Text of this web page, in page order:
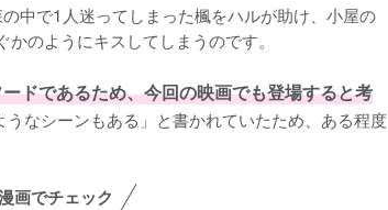
中で1人迷ってしまった楓をハルが助け、小屋の
のようにキスしてしまうのです。
ドであるため、今回の映画でも登場すると考
なシーンもある」と書かれていたため、ある程度
画でチェック